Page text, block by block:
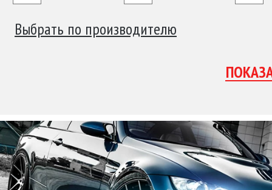
Выбрать по производителю